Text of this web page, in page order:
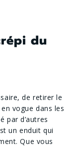
du
de retirer le
vogue dans les
par d’autres
un enduit qui
Que vous